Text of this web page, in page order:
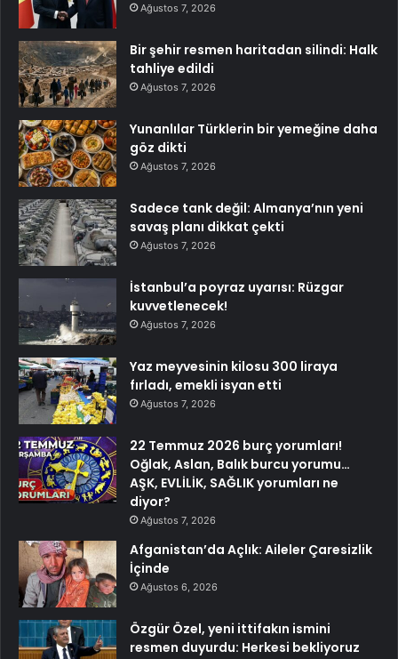
Ağustos 7, 2026
Bir şehir resmen haritadan silindi: Halk
tahliye edildi
Ağustos 7, 2026
Yunanlılar Türklerin bir yemeğine daha
göz dikti
Ağustos 7, 2026
Sadece tank değil: Almanya’nın yeni
savaş planı dikkat çekti
Ağustos 7, 2026
İstanbul’a poyraz uyarısı: Rüzgar
kuvvetlenecek!
Ağustos 7, 2026
Yaz meyvesinin kilosu 300 liraya
fırladı, emekli isyan etti
Ağustos 7, 2026
22 Temmuz 2026 burç yorumları!
Oğlak, Aslan, Balık burcu yorumu…
AŞK, EVLİLİK, SAĞLIK yorumları ne
diyor?
Ağustos 7, 2026
Afganistan’da Açlık: Aileler Çaresizlik
İçinde
Ağustos 6, 2026
Özgür Özel, yeni ittifakın ismini
resmen duyurdu: Herkesi bekliyoruz